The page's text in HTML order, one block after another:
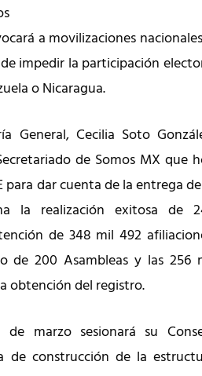
a movilizaciones
impedir la participación
o Nicaragua.
General, Cecilia Soto
de Somos MX que
para dar cuenta de la entrega
la realización exitosa de
de 348 mil 492
de 200 Asambleas y las 256
obtención del registro.
marzo sesionará su
de construcción de la